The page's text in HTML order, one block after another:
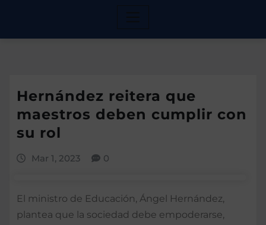
Hernández reitera que
maestros deben cumplir con
su rol
Mar 1, 2023 0
El ministro de Educación, Ángel Hernández,
plantea que la sociedad debe empoderarse,